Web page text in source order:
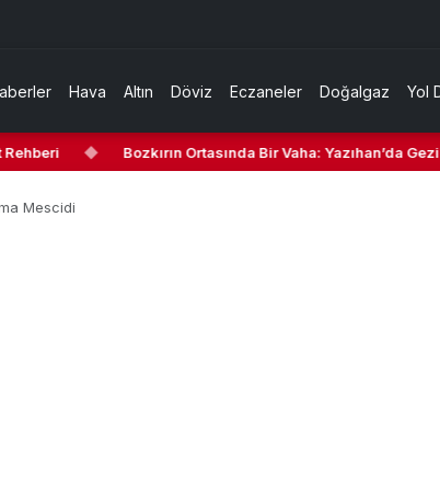
Hava Altın Döviz Eczaneler Doğalgaz Yol
◆ Bozkırın Ortasında Bir Vaha: Yazıhan’da
Mescidi